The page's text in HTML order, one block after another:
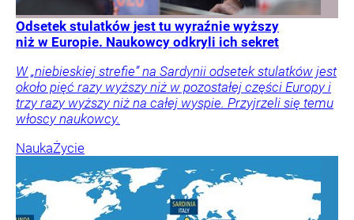
Odsetek stulatków jest tu wyraźnie wyższy
niż w Europie. Naukowcy odkryli ich sekret
W „niebieskiej strefie” na Sardynii odsetek stulatków jest
około pięć razy wyższy niż w pozostałej części Europy i
trzy razy wyższy niż na całej wyspie. Przyjrzeli się temu
włoscy naukowcy.
NaukaŻycie